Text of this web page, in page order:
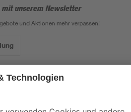
unserem Newsletter
und Aktionen mehr verpassen!